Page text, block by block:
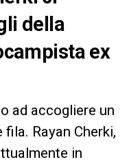
della
ex
ad accogliere un
Rayan Cherki,
in